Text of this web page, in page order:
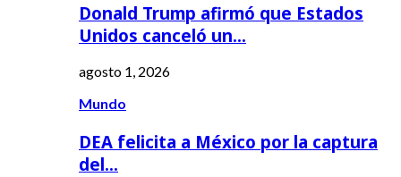
Donald Trump afirmó que Estados
Unidos canceló un…
agosto 1, 2026
Mundo
DEA felicita a México por la captura
del…